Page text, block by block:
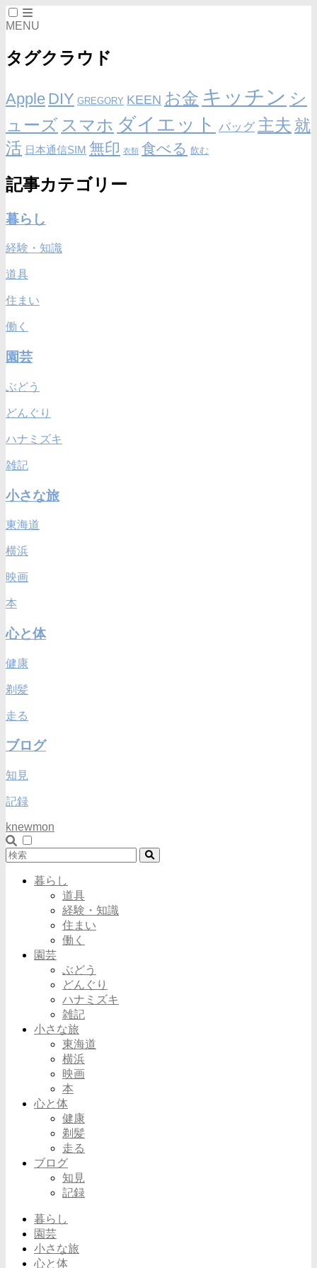
MENU
タグクラウド
Apple DIY GREGORY KEEN お金 キッチン シ
ューズ スマホ ダイエット バッグ 主夫 就
活 日本通信SIM 無印 衣類 食べる 飲む
記事カテゴリー
暮らし
経験・知識
道具
住まい
働く
園芸
ぶどう
どんぐり
ハナミズキ
雑記
小さな旅
東海道
横浜
映画
本
心と体
健康
剃髪
走る
ブログ
知見
記録
knewmon
暮らし
道具
経験・知識
住まい
働く
園芸
ぶどう
どんぐり
ハナミズキ
雑記
小さな旅
東海道
横浜
映画
本
心と体
健康
剃髪
走る
ブログ
知見
記録
暮らし
園芸
小さな旅
心と体